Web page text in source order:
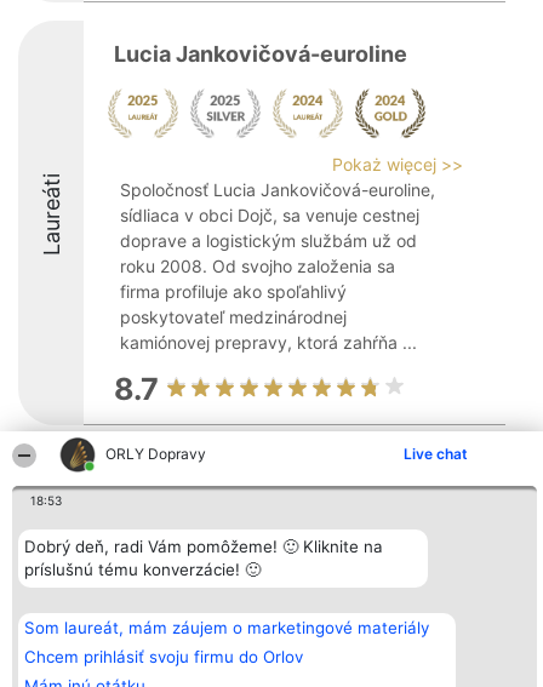
ORLY Dopravy Live chat
18:53
Dobrý deň, radi Vám pomôžeme! 🙂 Kliknite na
príslušnú tému konverzácie! 🙂
Som laureát, mám záujem o marketingové materiály
Chcem prihlásiť svoju firmu do Orlov
Laureáti
Lucia Jankovičová-euroline
Pokaż więcej >>
Spoločnosť Lucia Jankovičová-euroline,
sídliaca v obci Dojč, sa venuje cestnej
doprave a logistickým službám už od
roku 2008. Od svojho založenia sa
firma profiluje ako spoľahlivý
poskytovateľ medzinárodnej
kamiónovej prepravy, ktorá zahŕňa ...
8.7
Organizátor hodnotenia
Bright Side Solutions sp. z o.
o. sp. k.
ul. Ruska 22
Wrocław 50-079
KRS 0000749100 | Regon
381313360 | NIP 8943132676
Laureáti
wszystkich
Laureatów
Podmienky
Obchodné
Zásady
ochrany
osobných
Kontakt